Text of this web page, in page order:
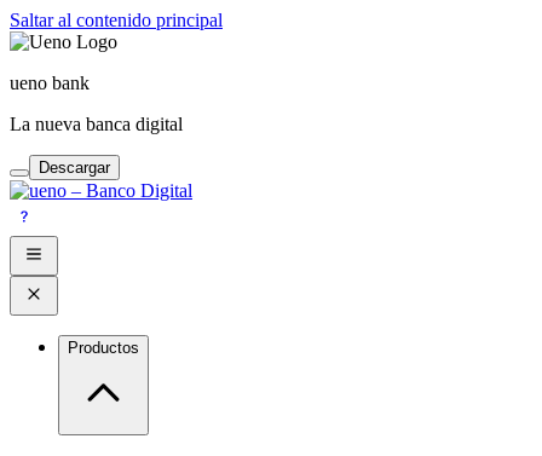
Saltar al contenido principal
ueno bank
La nueva banca digital
Descargar
Productos